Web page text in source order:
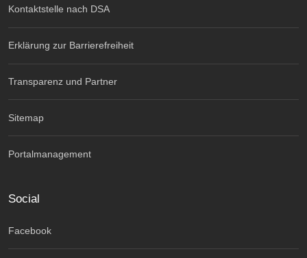
Kontaktstelle nach DSA
Erklärung zur Barrierefreiheit
Transparenz und Partner
Sitemap
Portalmanagement
Social
Facebook